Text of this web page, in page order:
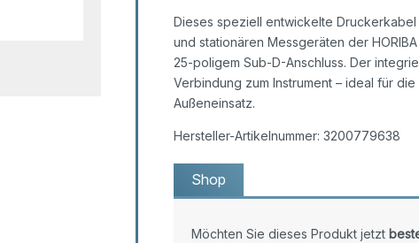
Dieses speziell entwickelte
und stationären Messgeräten der
25-poligem Sub-D-Anschluss. Der
Verbindung zum Instrument – ideal für
Außeneinsatz.
Hersteller-Artikelnummer: 3200779638
Shop
Möchten Sie dieses Produkt jetzt